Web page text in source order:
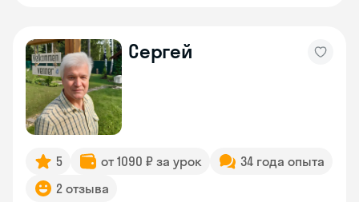
Сергей
5 от 1090 ₽ за урок
34 года опыта
2 отзыва